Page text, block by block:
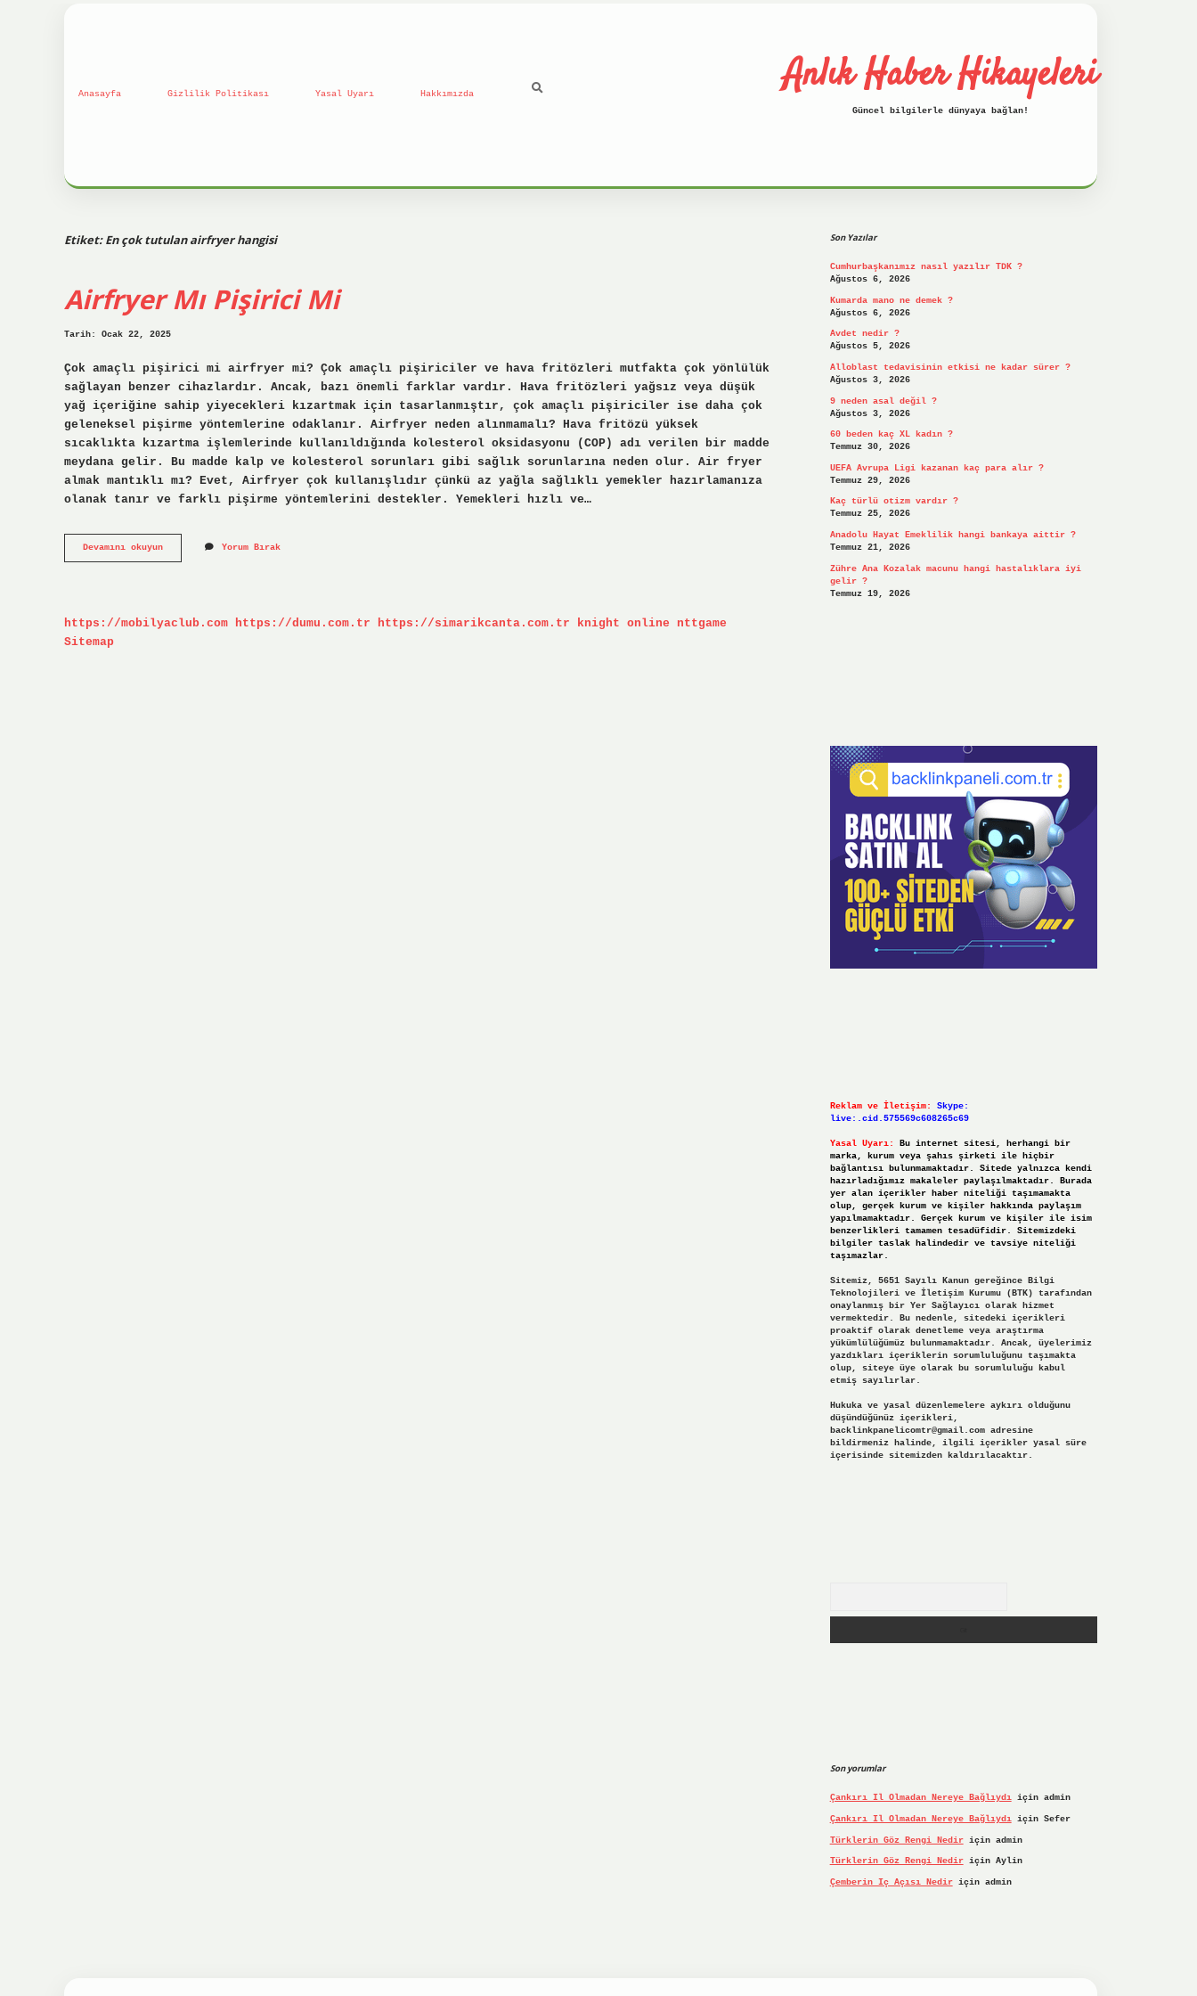
Anasayfa Gizlilik Politikası Yasal Uyarı Hakkımızda Anlık Haber Hikayeleri
Güncel bilgilerle dünyaya bağlan!
Etiket:En çok tutulan airfryer hangisi
Airfryer Mı Pişirici Mi
Tarih: Ocak 22, 2025
Çok amaçlı pişirici mi airfryer mi? Çok amaçlı pişiriciler ve hava fritözleri mutfakta çok yönlülük
sağlayan benzer cihazlardır. Ancak, bazı önemli farklar vardır. Hava fritözleri yağsız veya düşük
yağ içeriğine sahip yiyecekleri kızartmak için tasarlanmıştır, çok amaçlı pişiriciler ise daha çok
geleneksel pişirme yöntemlerine odaklanır. Airfryer neden alınmamalı? Hava fritözü yüksek
sıcaklıkta kızartma işlemlerinde kullanıldığında kolesterol oksidasyonu (COP) adı verilen bir madde
meydana gelir. Bu madde kalp ve kolesterol sorunları gibi sağlık sorunlarına neden olur. Air fryer
almak mantıklı mı? Evet, Airfryer çok kullanışlıdır çünkü az yağla sağlıklı yemekler hazırlamanıza
olanak tanır ve farklı pişirme yöntemlerini destekler. Yemekleri hızlı ve…
Devamını okuyunAirfryer
Mı
Yorum Bırak
https://mobilyaclub.com https://dumu.com.tr https://simarikcanta.com.tr knight online
nttgame
Sitemap
Son Yazılar
Cumhurbaşkanımız nasıl yazılır TDK ?
Ağustos 6, 2026
Kumarda mano ne demek ?
Ağustos 6, 2026
Avdet nedir ?
Ağustos 5, 2026
Alloblast tedavisinin etkisi ne kadar sürer ?
Ağustos 3, 2026
9 neden asal değil ?
Ağustos 3, 2026
60 beden kaç XL kadın ?
Temmuz 30, 2026
UEFA Avrupa Ligi kazanan kaç para alır ?
Temmuz 29, 2026
Kaç türlü otizm vardır ?
Temmuz 25, 2026
Anadolu Hayat Emeklilik hangi bankaya aittir ?
Temmuz 21, 2026
Zühre Ana Kozalak macunu hangi hastalıklara iyi
gelir ?
Temmuz 19, 2026
Reklam ve İletişim:
Skype:
live:.cid.575569c608265c69
Yasal Uyarı:
Bu internet sitesi, herhangi bir
marka, kurum veya şahıs şirketi ile hiçbir
bağlantısı bulunmamaktadır. Sitede yalnızca kendi
hazırladığımız makaleler paylaşılmaktadır. Burada
yer alan içerikler haber niteliği taşımamakta
olup, gerçek kurum ve kişiler hakkında paylaşım
yapılmamaktadır. Gerçek kurum ve kişiler ile isim
benzerlikleri tamamen tesadüfidir. Sitemizdeki
bilgiler taslak halindedir ve tavsiye niteliği
taşımazlar.
Sitemiz, 5651 Sayılı Kanun gereğince Bilgi
Teknolojileri ve İletişim Kurumu (BTK) tarafından
onaylanmış bir Yer Sağlayıcı olarak hizmet
vermektedir. Bu nedenle, sitedeki içerikleri
proaktif olarak denetleme veya araştırma
yükümlülüğümüz bulunmamaktadır. Ancak, üyelerimiz
yazdıkları içeriklerin sorumluluğunu taşımakta
olup, siteye üye olarak bu sorumluluğu kabul
etmiş sayılırlar.
Hukuka ve yasal düzenlemelere aykırı olduğunu
düşündüğünüz içerikleri,
backlinkpanelicomtr@gmail.comadresine
bildirmeniz halinde, ilgili içerikler yasal süre
içerisinde sitemizden kaldırılacaktır.
Son yorumlar
Çankırı Il Olmadan Nereye Bağlıydıiçin admin
Çankırı Il Olmadan Nereye Bağlıydıiçin Sefer
Türklerin Göz Rengi Nediriçin admin
Türklerin Göz Rengi Nediriçin Aylin
Çemberin Iç Açısı Nediriçin admin